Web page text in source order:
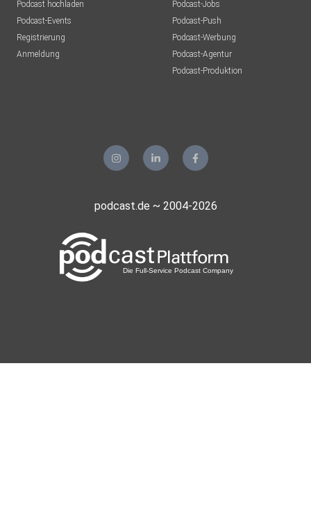
Podcast hochladen
Podcast-Events
Registrierung
Anmeldung
Podcast-Jobs
Podcast-Push
Podcast-Werbung
Podcast-Agentur
Podcast-Produktion
podcast.de ~ 2004-2026